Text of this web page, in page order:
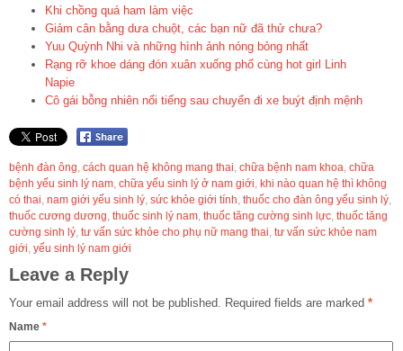
Khi chồng quá ham làm việc
Giảm cân bằng dưa chuột, các bạn nữ đã thử chưa?
Yuu Quỳnh Nhi và những hình ảnh nóng bỏng nhất
Rạng rỡ khoe dáng đón xuân xuống phố cùng hot girl Linh
Napie
Cô gái bỗng nhiên nổi tiếng sau chuyến đi xe buýt định mệnh
bệnh đàn ông, cách quan hệ không mang thai, chữa bệnh nam khoa, chữa
bệnh yếu sinh lý nam, chữa yếu sinh lý ở nam giới, khi nào quan hệ thì không
có thai, nam giới yếu sinh lý, sức khỏe giới tính, thuốc cho đàn ông yếu sinh lý,
thuốc cương dương, thuốc sinh lý nam, thuốc tăng cường sinh lực, thuốc tăng
cường sinh lý, tư vấn sức khỏe cho phụ nữ mang thai, tư vấn sức khỏe nam
giới, yếu sinh lý nam giới
Leave a Reply
Your email address will not be published. Required fields are marked *
Name *